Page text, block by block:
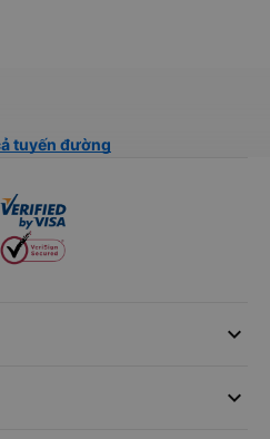
tuyến đường
keyboard_arrow_down
keyboard_arrow_down